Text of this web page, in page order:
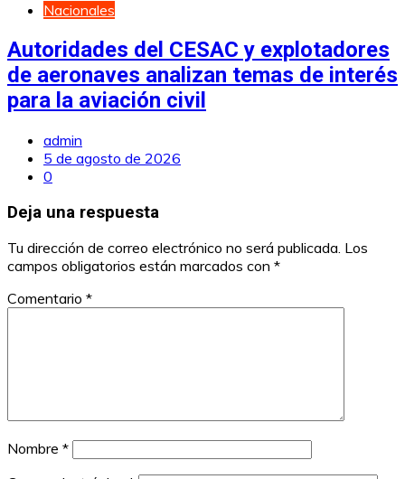
Nacionales
Autoridades del CESAC y explotadores
de aeronaves analizan temas de interés
para la aviación civil
admin
5 de agosto de 2026
0
Deja una respuesta
Tu dirección de correo electrónico no será publicada. Los
campos obligatorios están marcados con *
Comentario *
Nombre *